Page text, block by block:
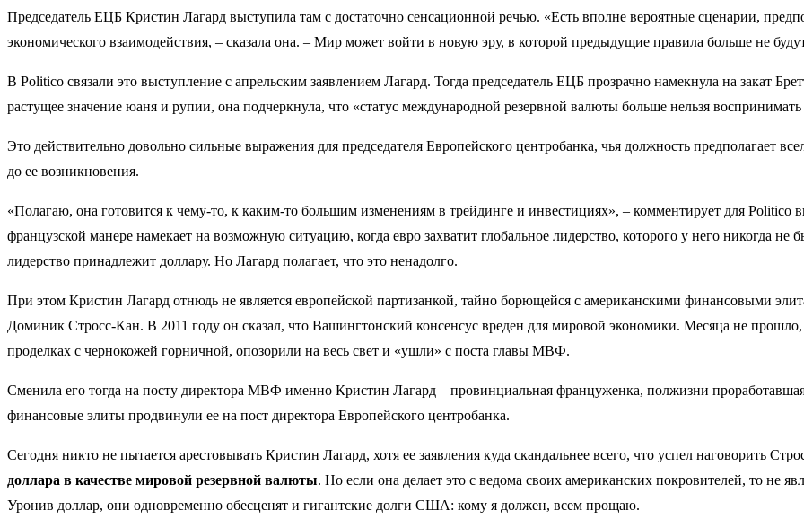
Председатель ЕЦБ Кристин Лагард выступила там с достаточно сенсационной речью. «Есть вполне вероятные сценарии,
экономического взаимодействия, – сказала она. – Мир может войти в новую эру, в которой предыдущие правила больше не
В Politico связали это выступление с апрельским заявлением Лагард. Тогда председатель ЕЦБ прозрачно намекнула на закат
растущее значение юаня и рупии, она подчеркнула, что «статус международной резервной валюты больше нельзя
Это действительно довольно сильные выражения для председателя Европейского центробанка, чья должность предполагает
до ее возникновения.
«Полагаю, она готовится к чему-то, к каким-то большим изменениям в трейдинге и инвестициях», – комментирует для
французской манере намекает на возможную ситуацию, когда евро захватит глобальное лидерство, которого у него никогда
лидерство принадлежит доллару. Но Лагард полагает, что это ненадолго.
При этом Кристин Лагард отнюдь не является европейской партизанкой, тайно борющейся с американскими финансовыми
Доминик Стросс-Кан. В 2011 году он сказал, что Вашингтонский консенсус вреден для мировой экономики. Месяца не
проделках с чернокожей горничной, опозорили на весь свет и «ушли» с поста главы МВФ.
Сменила его тогда на посту директора МВФ именно Кристин Лагард – провинциальная француженка, полжизни
финансовые элиты продвинули ее на пост директора Европейского центробанка.
Сегодня никто не пытается арестовывать Кристин Лагард, хотя ее заявления куда скандальнее всего, что успел наговорить
доллара в качестве мировой резервной валюты. Но если она делает это с ведома своих американских покровителей, то не
Уронив доллар, они одновременно обесценят и гигантские долги США: кому я должен, всем прощаю.